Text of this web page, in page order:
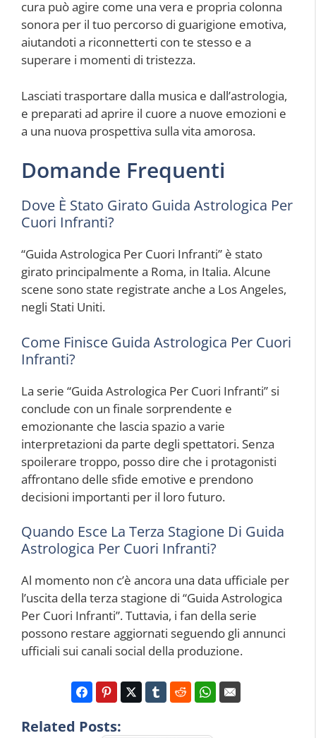
cura può agire come una vera e propria colonna
sonora per il tuo percorso di guarigione emotiva,
aiutandoti a riconnetterti con te stesso e a
superare i momenti di tristezza.
Lasciati trasportare dalla musica e dall’astrologia,
e preparati ad aprire il cuore a nuove emozioni e
a una nuova prospettiva sulla vita amorosa.
Domande Frequenti
Dove È Stato Girato Guida Astrologica Per
Cuori Infranti?
“Guida Astrologica Per Cuori Infranti” è stato
girato principalmente a Roma, in Italia. Alcune
scene sono state registrate anche a Los Angeles,
negli Stati Uniti.
Come Finisce Guida Astrologica Per Cuori
Infranti?
La serie “Guida Astrologica Per Cuori Infranti” si
conclude con un finale sorprendente e
emozionante che lascia spazio a varie
interpretazioni da parte degli spettatori. Senza
spoilerare troppo, posso dire che i protagonisti
affrontano delle sfide emotive e prendono
decisioni importanti per il loro futuro.
Quando Esce La Terza Stagione Di Guida
Astrologica Per Cuori Infranti?
Al momento non c’è ancora una data ufficiale per
l’uscita della terza stagione di “Guida Astrologica
Per Cuori Infranti”. Tuttavia, i fan della serie
possono restare aggiornati seguendo gli annunci
ufficiali sui canali social della produzione.
Related Posts: